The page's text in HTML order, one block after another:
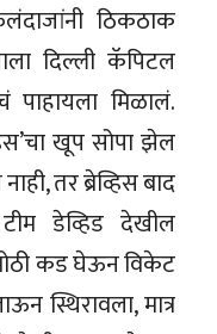
ठिकठाक
दिल्ली कॅपिटल
पाहायला मिळालं.
खूप सोपा झेल
तर ब्रेव्हिस बाद
डेव्हिड देखील
कड घेऊन विकेट
स्थिरावला, मात्र